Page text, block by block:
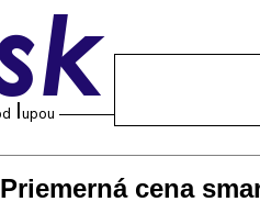
Priemerná cena